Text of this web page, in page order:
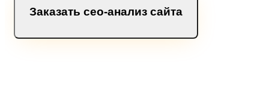
Заказать сео-анализ сайта